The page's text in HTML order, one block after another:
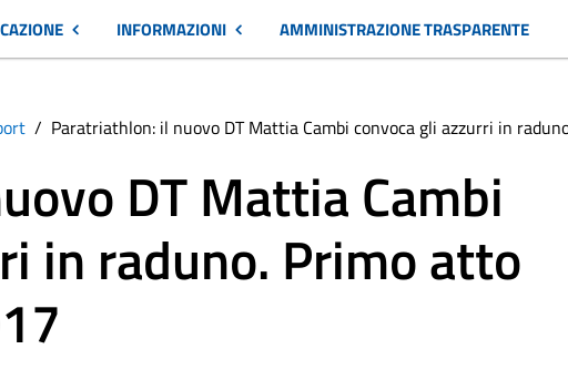
INFORMAZIONI AMMINISTRAZIONE TRASPARENTE
Paratriathlon: il nuovo DT Mattia Cambi convoca gli azzurri in
DT Mattia Cambi
in raduno. Primo atto